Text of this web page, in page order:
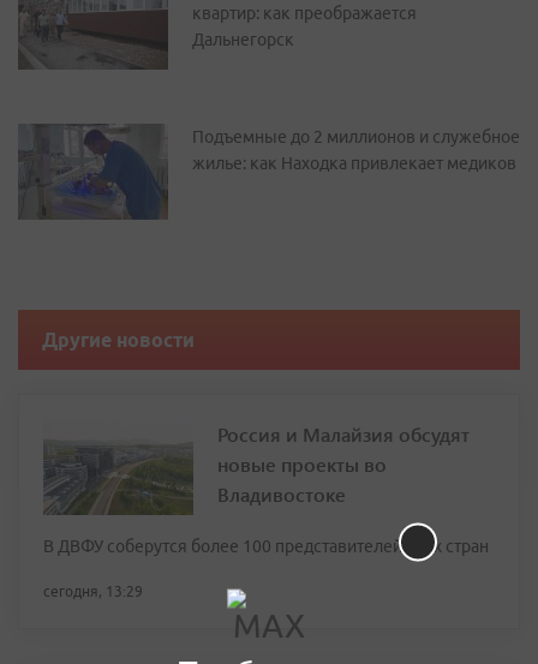
квартир: как преображается
Дальнегорск
Подъемные до 2 миллионов и служебное
жилье: как Находка привлекает медиков
Другие новости
Россия и Малайзия обсудят
новые проекты во
Владивостоке
В ДВФУ соберутся более 100 представителей двух стран
сегодня, 13:29